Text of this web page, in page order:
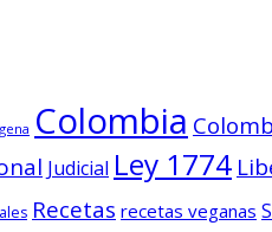
Colombia
Judicial Ley 1774
Recetas recetas veganas